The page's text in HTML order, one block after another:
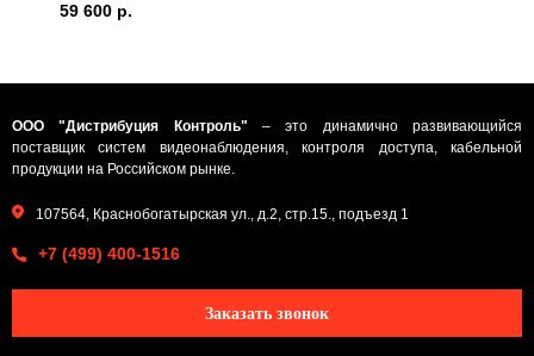
59 600 р.
ООО "Дистрибуция Контроль" – это динамично развивающийся
поставщик систем видеонаблюдения, контроля доступа, кабельной
продукции на Российском рынке.
107564, Краснобогатырская ул., д.2, стр.15., подъезд 1
+7 (499) 400-1516
Заказать звонок